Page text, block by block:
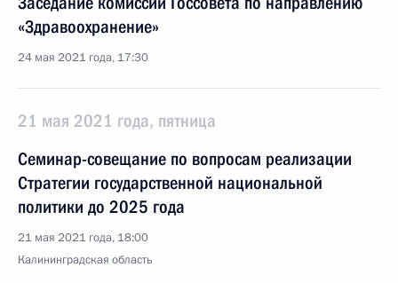
«Здравоохранение»
24 мая 2021 года, 17:30
21 мая 2021 года, пятница
Семинар-совещание по вопросам реализации
Стратегии государственной национальной
политики до 2025 года
21 мая 2021 года, 18:00
Калининградская область